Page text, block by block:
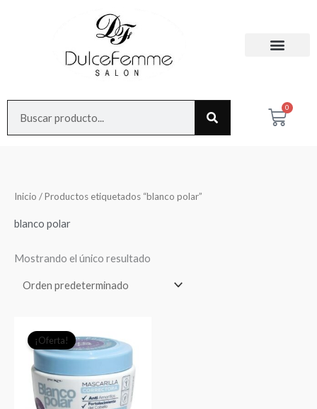
0
Cart
Inicio / Productos etiquetados “blanco polar”
blanco polar
Mostrando el único resultado
¡Oferta! precio
original
era:
$29.990.
precio
actual
es:
$20.000.